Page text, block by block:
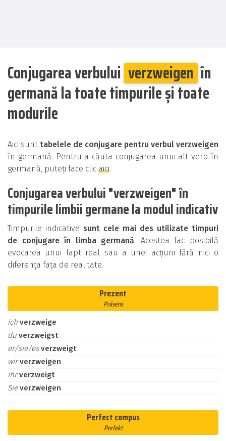
Conjugarea verbului verzweigen în
germană la toate timpurile și toate
modurile
Aici sunt tabelele de conjugare pentru verbul verzweigen
în germană. Pentru a căuta conjugarea unui alt verb în
germană, puteți face clic aici.
Conjugarea verbului "verzweigen" în
timpurile limbii germane la modul indicativ
Timpurile indicative sunt cele mai des utilizate timpuri
de conjugare în limba germană. Acestea fac posibilă
evocarea unui fapt real sau a unei acțiuni fără nici o
diferența fața de realitate.
Prezent
Präsens
ich verzweige
du verzweigst
er/sie/esverzweigt
wirverzweigen
ihrverzweigt
Sieverzweigen
Perfect compus
Perfekt